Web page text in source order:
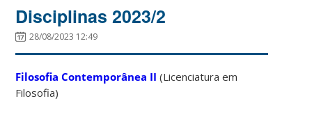
Disciplinas 2023/2
28/08/2023 12:49
Filosofia Contemporânea II(Licenciatura em
Filosofia)